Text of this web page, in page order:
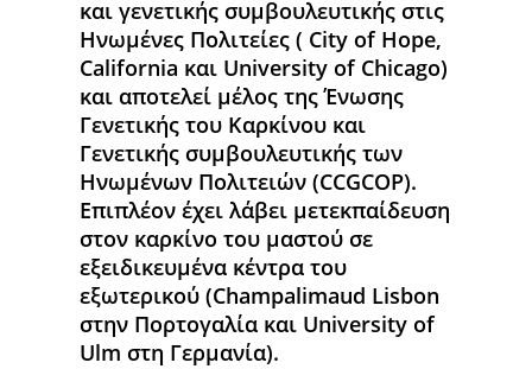
και γενετικής συμβουλευτικής στις
Ηνωμένες Πολιτείες ( City of Hope,
California και University of Chicago)
και αποτελεί μέλος της Ένωσης
Γενετικής του Καρκίνου και
Γενετικής συμβουλευτικής των
Ηνωμένων Πολιτειών (CCGCOP).
Επιπλέον έχει λάβει μετεκπαίδευση
στον καρκίνο του μαστού σε
εξειδικευμένα κέντρα του
εξωτερικού (Champalimaud Lisbon
στην Πορτογαλία και University of
Ulm στη Γερμανία).